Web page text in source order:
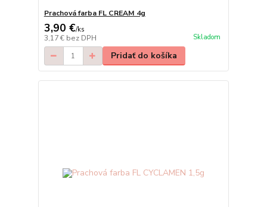
Prachová farba FL CREAM 4g
3,90 €/ks
3,17 € bez DPH Skladom
Pridať do košíka